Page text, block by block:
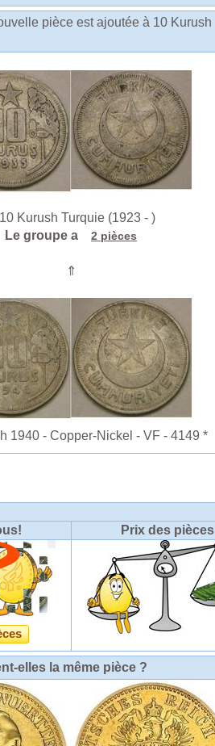
pièce est ajoutée à 10 Kurush
Kurush Turquie (1923 - )
Le groupe a
2 pièces
⇑
1940 - Copper-Nickel - VF - 4149 *
Prix des pièces
elles la même pièce ?